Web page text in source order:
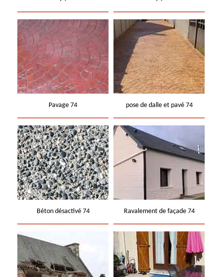
Pavage 74 pose de dalle et pavé 74
Béton désactivé 74 Ravalement de façade 74